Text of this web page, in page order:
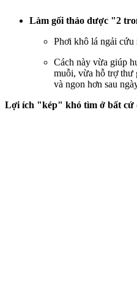
Làm gối thảo dược "2
Phơi khô lá ngải
Cách này vừa giúp
muỗi, vừa hỗ trợ thư
và ngon hơn sau
Lợi ích "kép" khó tìm ở bất cứ